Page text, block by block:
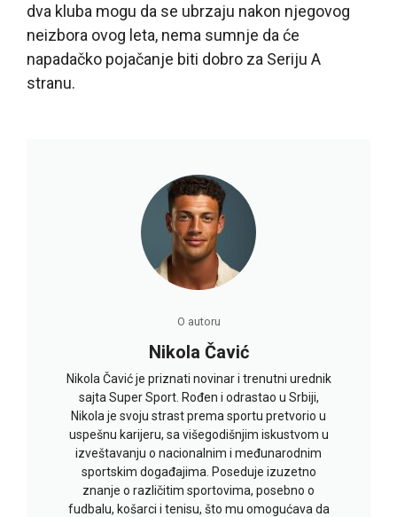
dva kluba mogu da se ubrzaju nakon njegovog
neizbora ovog leta, nema sumnje da će
napadačko pojačanje biti dobro za Seriju A
stranu.
O autoru
Nikola Čavić
Nikola Čavić je priznati novinar i trenutni urednik
sajta Super Sport. Rođen i odrastao u Srbiji,
Nikola je svoju strast prema sportu pretvorio u
uspešnu karijeru, sa višegodišnjim iskustvom u
izveštavanju o nacionalnim i međunarodnim
sportskim događajima. Poseduje izuzetno
znanje o različitim sportovima, posebno o
fudbalu, košarci i tenisu, što mu omogućava da